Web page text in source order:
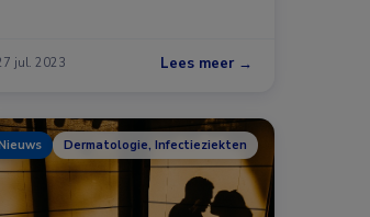
jul. 2023 Lees meer →
Dermatologie, Infectieziekten